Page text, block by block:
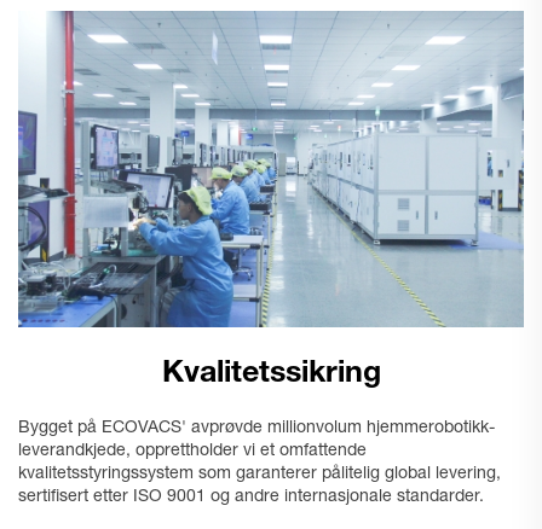
Kvalitetssikring
Bygget på ECOVACS' avprøvde millionvolum hjemmerobotikk-
leverandkjede, opprettholder vi et omfattende
kvalitetsstyringssystem som garanterer pålitelig global levering,
sertifisert etter ISO 9001 og andre internasjonale standarder.